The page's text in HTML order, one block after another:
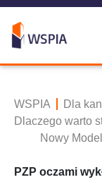
WSPIA
Dla
Dlaczego warto
Nowy
PZP oczami